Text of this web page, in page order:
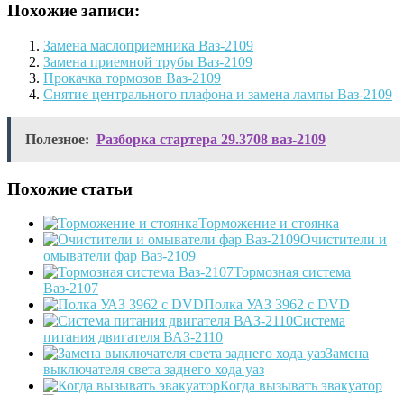
Похожие записи:
Замена маслоприемника Ваз-2109
Замена приемной трубы Ваз-2109
Прокачка тормозов Ваз-2109
Снятие центрального плафона и замена лампы Ваз-2109
Полезное: Разборка стартера 29.3708 ваз-2109
Похожие статьи
Торможение и стоянка
Очистители и
омыватели фар Ваз-2109
Тормозная система
Ваз-2107
Полка УАЗ 3962 с DVD
Система
питания двигателя ВАЗ-2110
Замена
выключателя света заднего хода уаз
Когда вызывать эвакуатор